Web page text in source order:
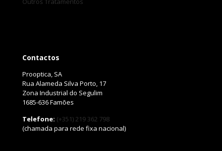
Contactos
Prooptica, SA
Rua Alameda Silva Porto, 17
Zona Industrial do Segulim
1685-636 Famões
Telefone: (+351) 219 362 798
(chamada para rede fixa nacional)